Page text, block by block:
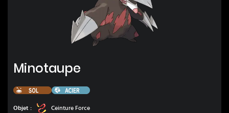
Minotaupe
Sol Acier
Objet : Ceinture Force